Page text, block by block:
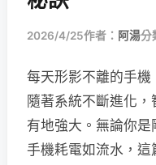
2026/4/25作者： 阿湯分
每天形影不離的手機
隨著系統不斷進化
有地強大。無論你
手機耗電如流水，